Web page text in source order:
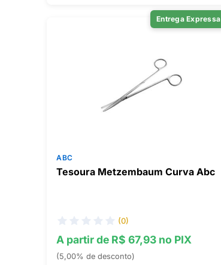
Entrega Expressa
ABC
Tesoura Metzembaum Curva Abc
(0)
A partir de R$ 67,93 no PIX
(5,00% de desconto)